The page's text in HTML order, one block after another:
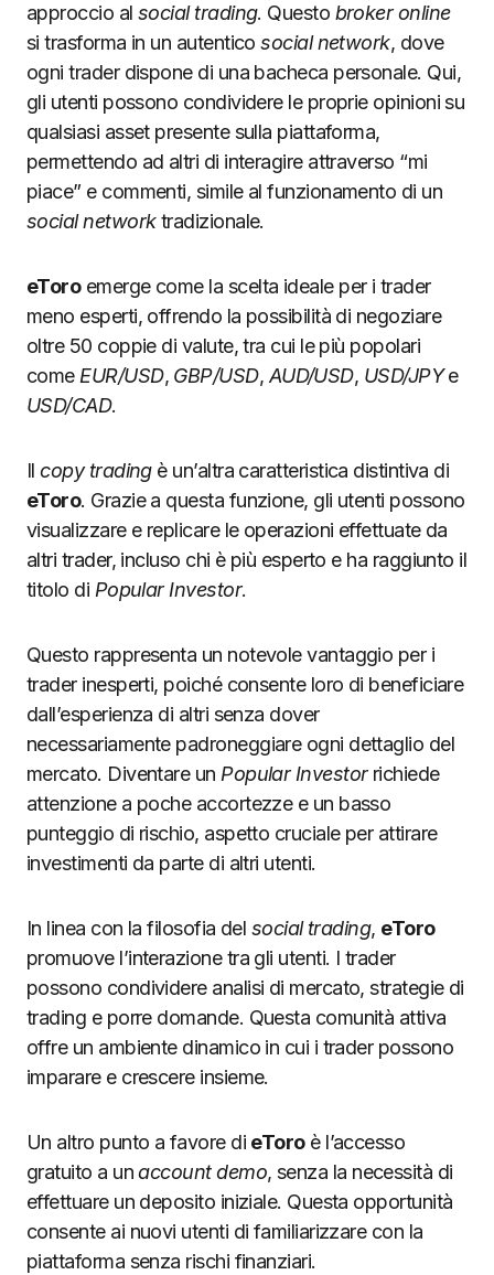
approccio al social trading. Questo broker online
si trasforma in un autenticosocial network, dove
ogni trader dispone di una bacheca personale. Qui,
gli utenti possono condividere le proprie opinioni su
qualsiasi asset presente sulla piattaforma,
permettendo ad altri di interagire attraverso “mi
piace” e commenti, simile al funzionamento di un
social networktradizionale.
eToroemerge come la scelta ideale per i trader
meno esperti, offrendo la possibilità di negoziare
oltre 50 coppie di valute, tra cui le più popolari
come EUR/USD, GBP/USD, AUD/USD, USD/JPYe
USD/CAD.
Ilcopy tradingè un’altra caratteristica distintiva di
eToro. Grazie a questa funzione, gli utenti possono
visualizzare e replicare le operazioni effettuate da
altri trader, incluso chi è più esperto e ha raggiunto il
titolo di Popular Investor.
Questo rappresenta un notevole vantaggio per i
trader inesperti, poiché consente loro di beneficiare
dall’esperienza di altri senza dover
necessariamente padroneggiare ogni dettaglio del
mercato. Diventare un Popular Investorrichiede
attenzione a poche accortezze e un basso
punteggio di rischio, aspetto cruciale per attirare
investimenti da parte di altri utenti.
In linea con la filosofia del social trading, eToro
promuove l’interazione tra gli utenti. I trader
possono condividere analisi di mercato, strategie di
trading e porre domande. Questa comunità attiva
offre un ambiente dinamico in cui i trader possono
imparare e crescere insieme.
Un altro punto a favore di eToroè l’accesso
gratuito a unaccount demo, senza la necessità di
effettuare un deposito iniziale. Questa opportunità
consente ai nuovi utenti di familiarizzare con la
piattaforma senza rischi finanziari.